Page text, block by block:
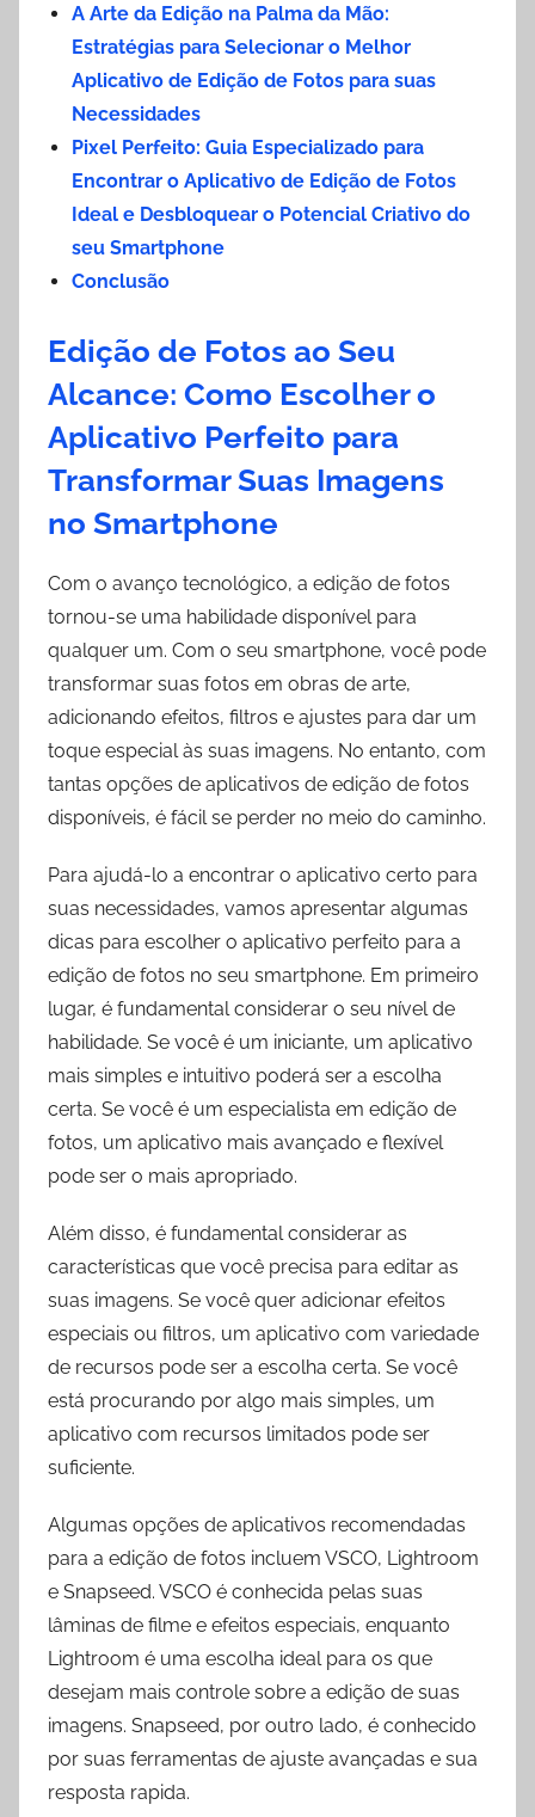
A Arte da Edição na Palma da Mão:
Estratégias para Selecionar o Melhor
Aplicativo de Edição de Fotos para suas
Necessidades
Pixel Perfeito: Guia Especializado para
Encontrar o Aplicativo de Edição de Fotos
Ideal e Desbloquear o Potencial Criativo do
seu Smartphone
Conclusão
Edição de Fotos ao Seu
Alcance: Como Escolher o
Aplicativo Perfeito para
Transformar Suas Imagens
no Smartphone
Com o avanço tecnológico, a edição de fotos
tornou-se uma habilidade disponível para
qualquer um. Com o seu smartphone, você pode
transformar suas fotos em obras de arte,
adicionando efeitos, filtros e ajustes para dar um
toque especial às suas imagens. No entanto, com
tantas opções de aplicativos de edição de fotos
disponíveis, é fácil se perder no meio do caminho.
Para ajudá-lo a encontrar o aplicativo certo para
suas necessidades, vamos apresentar algumas
dicas para escolher o aplicativo perfeito para a
edição de fotos no seu smartphone. Em primeiro
lugar, é fundamental considerar o seu nível de
habilidade. Se você é um iniciante, um aplicativo
mais simples e intuitivo poderá ser a escolha
certa. Se você é um especialista em edição de
fotos, um aplicativo mais avançado e flexível
pode ser o mais apropriado.
Além disso, é fundamental considerar as
características que você precisa para editar as
suas imagens. Se você quer adicionar efeitos
especiais ou filtros, um aplicativo com variedade
de recursos pode ser a escolha certa. Se você
está procurando por algo mais simples, um
aplicativo com recursos limitados pode ser
suficiente.
Algumas opções de aplicativos recomendadas
para a edição de fotos incluem VSCO, Lightroom
e Snapseed. VSCO é conhecida pelas suas
lâminas de filme e efeitos especiais, enquanto
Lightroom é uma escolha ideal para os que
desejam mais controle sobre a edição de suas
imagens. Snapseed, por outro lado, é conhecido
por suas ferramentas de ajuste avançadas e sua
resposta rapida.